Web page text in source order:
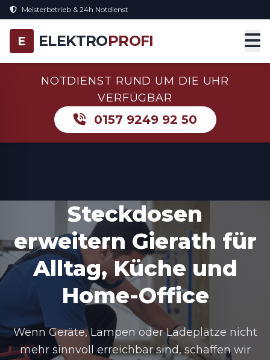
Meisterbetrieb & 24h Notdienst
E ELEKTROPROFI
NOTDIENST RUND UM DIE UHR
VERFÜGBAR
0157 9249 92 50
Steckdosen
erweitern Gierath für
Alltag, Küche und
Home-Office
Wenn Geräte, Lampen oder Ladeplätze nicht
mehr sinnvoll erreichbar sind, schaffen wir